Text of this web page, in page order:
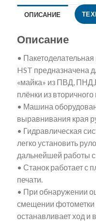
ОПИСАНИЕ
Описание
•
HST предназначена
«майка» из ПВД,
плёнки из
• Машина
выравнивания края
• Гидравлическая
легко установить
дальнейшей работы
• Станок работает с
печати.
• При обнаружении
смещении
останавливает ход